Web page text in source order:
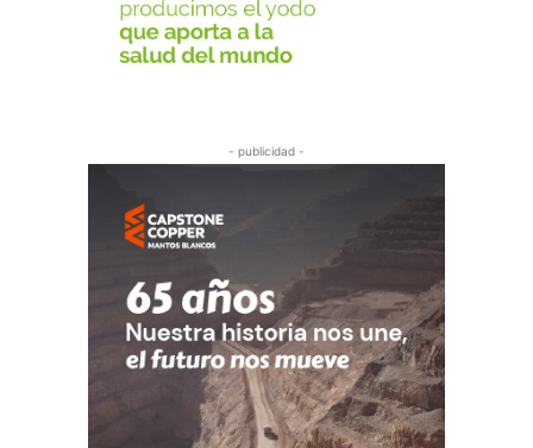
- publicidad -